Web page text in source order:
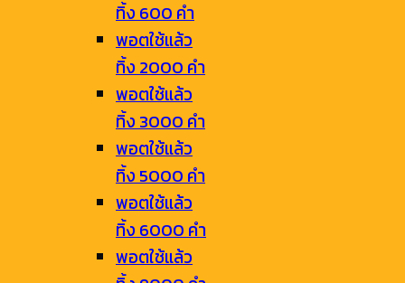
ทิ้ง 600 คำ
พอตใช้แล้ว
ทิ้ง 2000 คำ
พอตใช้แล้ว
ทิ้ง 3000 คำ
พอตใช้แล้ว
ทิ้ง 5000 คำ
พอตใช้แล้ว
ทิ้ง 6000 คำ
พอตใช้แล้ว